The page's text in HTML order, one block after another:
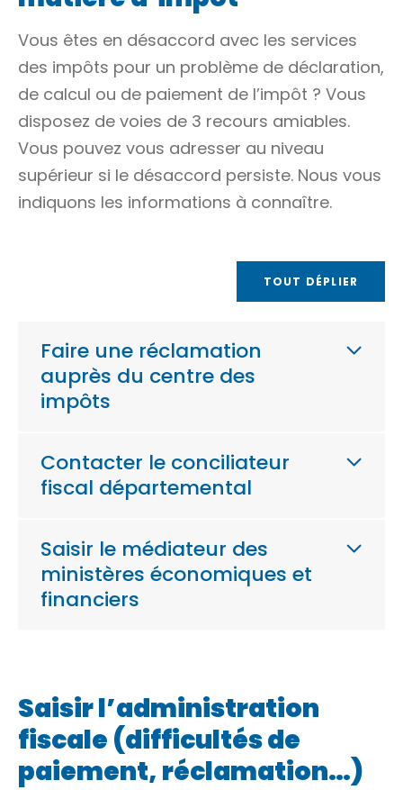
Vous êtes en désaccord avec les services
des impôts pour un problème de déclaration,
de calcul ou de paiement de l’impôt ? Vous
disposez de voies de 3 recours amiables.
Vous pouvez vous adresser au niveau
supérieur si le désaccord persiste. Nous vous
indiquons les informations à connaître.
TOUT DÉPLIER
Faire une réclamation
auprès du centre des
impôts
Contacter le conciliateur
fiscal départemental
Saisir le médiateur des
ministères économiques et
financiers
Saisir l’administration
fiscale (difficultés de
paiement, réclamation…)